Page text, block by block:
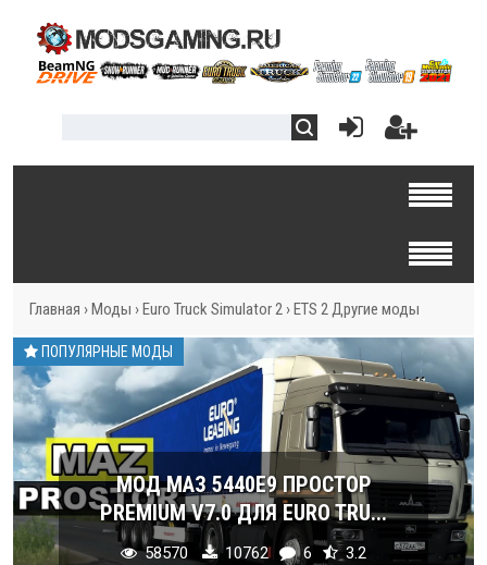
Главная › Моды › Euro Truck Simulator 2 › ETS 2 Другие моды
ПОПУЛЯРНЫЕ МОДЫ
МОД МАЗ 5440E9 ПРОСТОР
PREMIUM V7.0 ДЛЯ EURO TRU...
58570 10762 6 3.2